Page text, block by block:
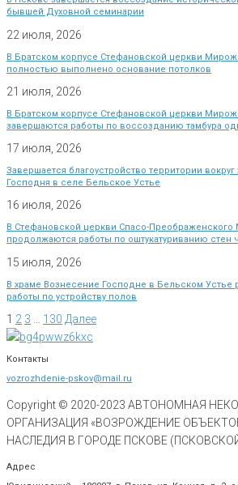
бывшей Духовной семинарии
22 июля, 2026
В Братском корпусе Стефановской церкви
полностью выполнено основание потолков
21 июля, 2026
В Братском корпусе Стефановской церкви
завершаются работы по воссозданию тамбура
17 июля, 2026
Завершается благоустройство территории
Господня в селе Бельское Устье
16 июля, 2026
В Стефановской церкви Спасо-
продолжаются работы по оштукатуриванию стен
15 июля, 2026
В храме Вознесение Господне в Бельском Устье
работы по устройству полов
1 2 3 130 Далее
Контакты
vozrozhdenie-pskov@mail.ru
Copyright © 2020-2023 АВТОНОМНАЯ
ОРГАНИЗАЦИЯ «ВОЗРОЖДЕНИЕ
НАСЛЕДИЯ В ГОРОДЕ ПСКОВЕ
Адрес